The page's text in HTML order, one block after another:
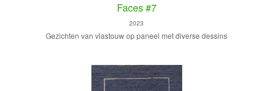
Faces #7
2023
Gezichten van vlastouw op paneel met diverse dessins